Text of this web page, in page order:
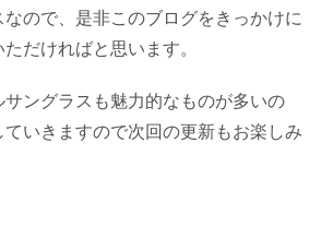
ので、是非このブログをきっかけに
だければと思います。
サングラスも魅力的なものが多いの
いきますので次回の更新もお楽しみ